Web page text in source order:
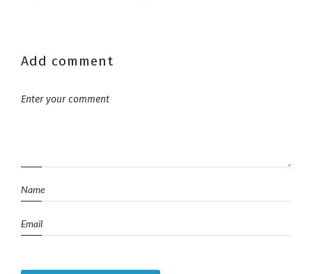
Add comment